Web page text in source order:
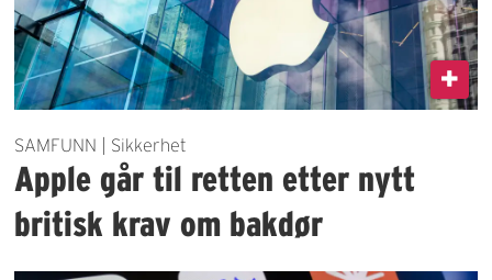
SAMFUNN | Sikkerhet
Apple går til retten etter nytt
britisk krav om bakdør